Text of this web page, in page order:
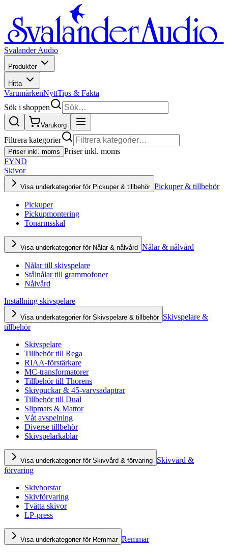
Svalander Audio
Produkter
Hitta
VarumärkenNyttTips & Fakta
Sök i shoppen
Varukorg
Filtrera kategorier
Priser inkl. moms Priser inkl. moms
FYND
Skivor
Visa underkategorier för Pickuper & tillbehör Pickuper & tillbehör
Pickuper
Pickupmontering
Tonarmsskal
Visa underkategorier för Nålar & nålvård Nålar & nålvård
Nålar till skivspelare
Stålnålar till grammofoner
Nålvård
Inställning skivspelare
Visa underkategorier för Skivspelare & tillbehör Skivspelare &
tillbehör
Skivspelare
Tillbehör till Rega
RIAA-förstärkare
MC-transformatorer
Tillbehör till Thorens
Skivpuckar & 45-varvsadaptrar
Tillbehör till Dual
Slipmats & Mattor
Våt avspelning
Diverse tillbehör
Skivspelarkablar
Visa underkategorier för Skivvård & förvaring Skivvård &
förvaring
Skivborstar
Skivförvaring
Tvätta skivor
LP-press
Visa underkategorier för Remmar Remmar